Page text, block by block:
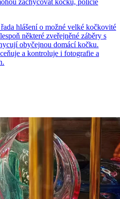
hlášení o možné velké kočkovité
některé zveřejněné záběry s
obyčejnou domácí kočku.
a kontroluje i fotografie a